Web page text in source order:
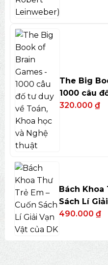
The Big
1000 câu
học và
320.000 ₫
Bách Khoa
Sách Lí
490.000 ₫